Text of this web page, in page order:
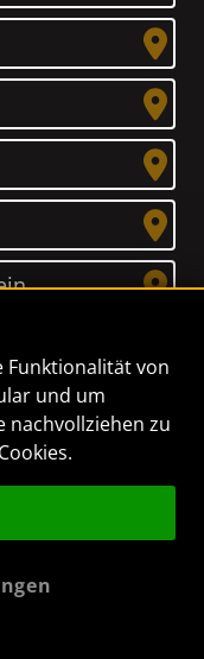
dabei zu
Funktionalität von
und um
nachvollziehen zu